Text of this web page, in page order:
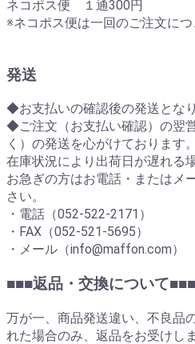
ネコポス便 １通300円
※ネコポス便は一回のご注文に
発送
◆お支払いの確認後の発送となり
◆ご注文（お支払い確認）の翌
く）の発送を心がけております。
在庫状況により出荷日が遅れる
お急ぎの方はお電話・またはメ
さい。
・電話（052-522-2171）
・FAX（052-521-5695）
・メール（info@maffon.com）
■■■返品・交換について■■■
万が一、商品発送違い、不良品
れた場合のみ、返品をお受けしま